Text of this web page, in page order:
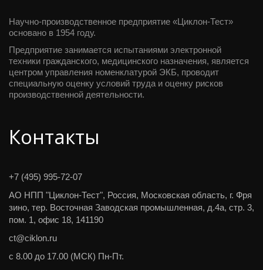
Научно-производственное предприятие «Циклон-Тест»
основано в 1954 году.
Предприятие занимается испытаниями электронной
техники гражданского, медицинского назначения, является
центром управления номенклатурой ЭКБ, проводит
специальную оценку условий труда и оценку рисков
производственной деятельности.
Контакты
+7 (495) 995-72-07
АО НПП "Циклон-Тест", Россия, Московская область, г. Фря
зино, тер. Восточная Заводская промышленная, д.4а, стр. 3,
пом. 1, офис 18, 141190
ct@ciklon.ru
с 8.00 до 17.00 (МСК) Пн-Пт.